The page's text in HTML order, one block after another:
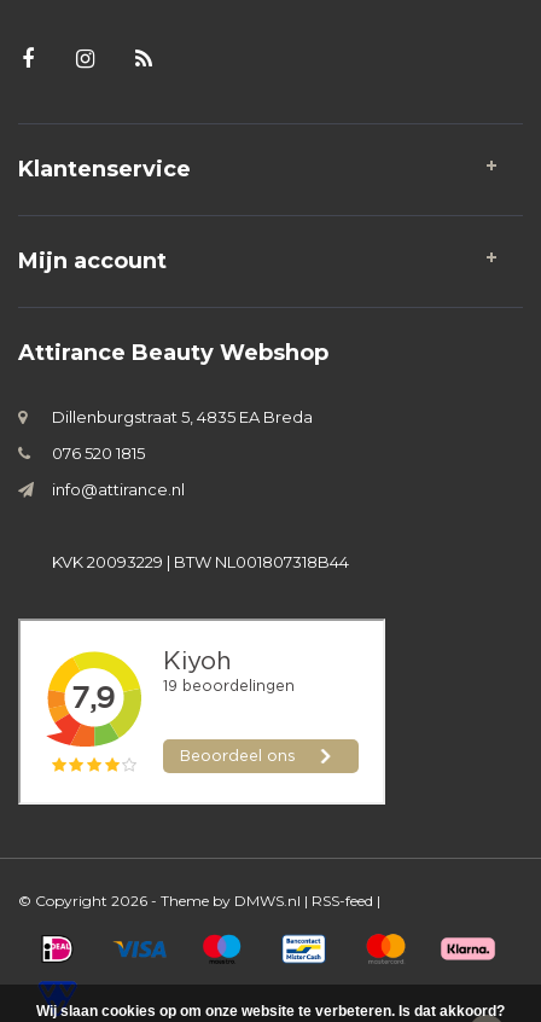
Klantenservice
Mijn account
Attirance Beauty Webshop
Dillenburgstraat 5, 4835 EA Breda
076 520 1815
info@attirance.nl
KVK 20093229 | BTW NL001807318B44
© Copyright 2026 - Theme by DMWS.nl | RSS-feed |
Wij slaan cookies op om onze website te verbeteren. Is dat akkoord?